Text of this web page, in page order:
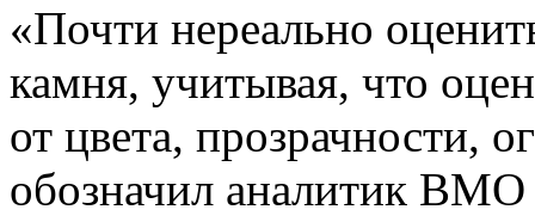
«Почти нереально
камня, учитывая, что
от цвета, прозрачности,
обозначил аналитик